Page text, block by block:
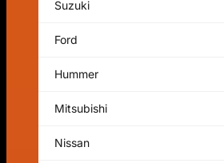
Košík je prázdný.
Zpět do obchodu
Suzuki
Ford
Hummer
Mitsubishi
Nissan